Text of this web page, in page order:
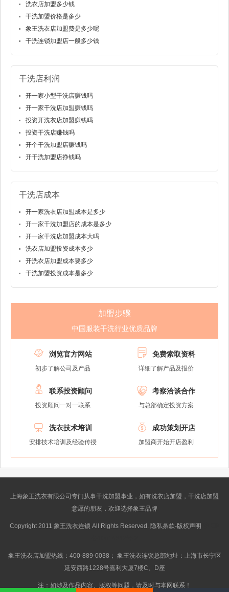
洗衣店加盟多少钱
干洗加盟价格是多少
象王洗衣店加盟费是多少呢
干洗连锁加盟店一般多少钱
干洗店利润
开一家小型干洗店赚钱吗
开一家干洗店加盟赚钱吗
投资开洗衣店加盟赚钱吗
投资干洗店赚钱吗
开个干洗加盟店赚钱吗
开干洗加盟店挣钱吗
干洗店成本
开一家洗衣店加盟成本是多少
开一家干洗加盟店的成本是多少
开一家干洗店加盟成本大吗
洗衣店加盟投资成本多少
开洗衣店加盟成本要多少
干洗加盟投资成本是多少
加盟步骤
中国服装干洗行业优质品牌
 浏览官方网站
初步了解公司及产品
 免费索取资料
详细了解产品及报价
 联系投资顾问
投资顾问一对一联系
 考察洽谈合作
与总部确定投资方案
 洗衣技术培训
安排技术培训及经验传授
 成功策划开店
加盟商开始开店盈利
上海象王洗衣有限公司专门从事干洗加盟事业，如有洗衣店加盟，干洗店加盟
意愿的朋友，欢迎选择象王品牌
Copyright 2011 象王洗衣连锁 All Rights Reserved. 隐私条款-版权声明
象王洗衣店加盟热线：400-889-0038； 象王洗衣连锁总部地址：上海市长宁区
延安西路1228号嘉利大厦7楼C、D座
注：如涉及作品内容、版权等问题，请及时与本网联系！